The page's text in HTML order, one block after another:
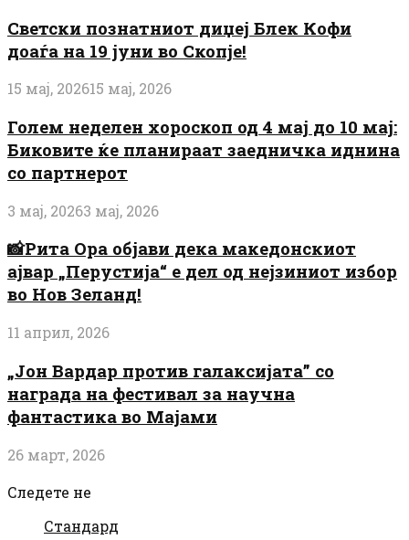
Светски познатниот диџеј Блек Кофи
доаѓа на 19 јуни во Скопје!
15 мај, 202615 мај, 2026
Голем неделен хороскоп од 4 мај до 10 мај:
Биковите ќе планираат заедничка иднина
со партнерот
3 мај, 20263 мај, 2026
📸Рита Ора објави дека македонскиот
ајвар „Перустија“ е дел од нејзиниот избор
во Нов Зеланд!
11 април, 2026
„Јон Вардар против галаксијата” со
награда на фестивал за научна
фантастика во Мајами
26 март, 2026
Следете не
Стандард